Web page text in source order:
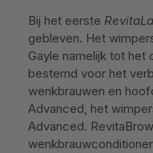
Bij het eerste
gebleven. Het
Gayle namelijk tot het
bestemd voor het
wenkbrauwen en
Advanced, het
Advanced.